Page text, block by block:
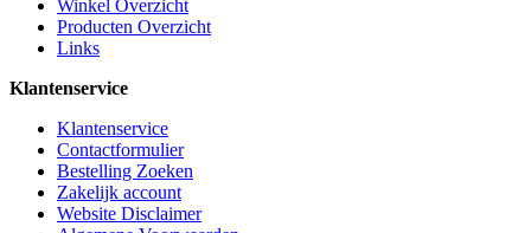
Winkel Overzicht
Producten Overzicht
Links
Klantenservice
Klantenservice
Contactformulier
Bestelling Zoeken
Zakelijk account
Website Disclaimer